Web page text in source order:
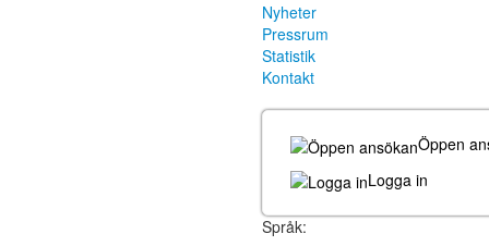
Nyheter
Pressrum
Statistik
Kontakt
Öppen
Logga in
Språk: